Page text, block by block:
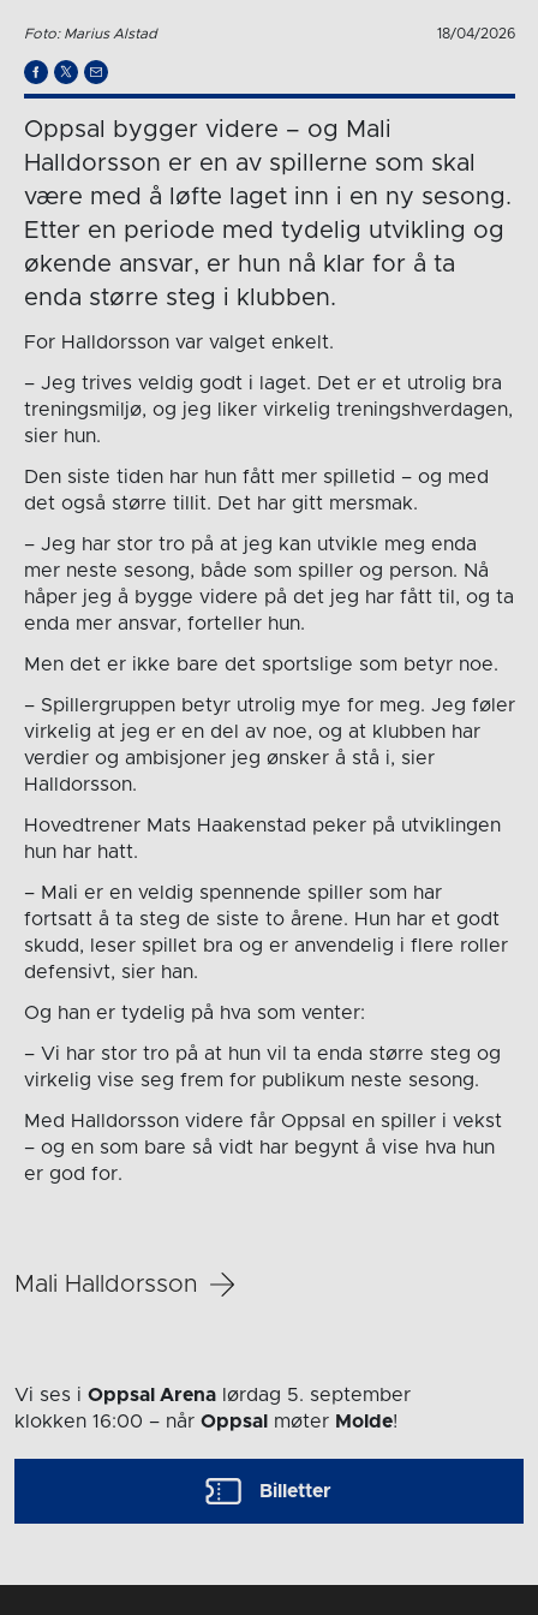
Foto: Marius Alstad 18/04/2026
Oppsal bygger videre – og Mali
Halldorsson er en av spillerne som skal
være med å løfte laget inn i en ny sesong.
Etter en periode med tydelig utvikling og
økende ansvar, er hun nå klar for å ta
enda større steg i klubben.
For Halldorsson var valget enkelt.
– Jeg trives veldig godt i laget. Det er et utrolig bra
treningsmiljø, og jeg liker virkelig treningshverdagen,
sier hun.
Den siste tiden har hun fått mer spilletid – og med
det også større tillit. Det har gitt mersmak.
– Jeg har stor tro på at jeg kan utvikle meg enda
mer neste sesong, både som spiller og person. Nå
håper jeg å bygge videre på det jeg har fått til, og ta
enda mer ansvar, forteller hun.
Men det er ikke bare det sportslige som betyr noe.
– Spillergruppen betyr utrolig mye for meg. Jeg føler
virkelig at jeg er en del av noe, og at klubben har
verdier og ambisjoner jeg ønsker å stå i, sier
Halldorsson.
Hovedtrener Mats Haakenstad peker på utviklingen
hun har hatt.
– Mali er en veldig spennende spiller som har
fortsatt å ta steg de siste to årene. Hun har et godt
skudd, leser spillet bra og er anvendelig i flere roller
defensivt, sier han.
Og han er tydelig på hva som venter:
– Vi har stor tro på at hun vil ta enda større steg og
virkelig vise seg frem for publikum neste sesong.
Med Halldorsson videre får Oppsal en spiller i vekst
– og en som bare så vidt har begynt å vise hva hun
er god for.
Mali Halldorsson
Vi ses i Oppsal Arena lørdag 5. september
klokken 16:00 – når Oppsal møter Molde!
Billetter